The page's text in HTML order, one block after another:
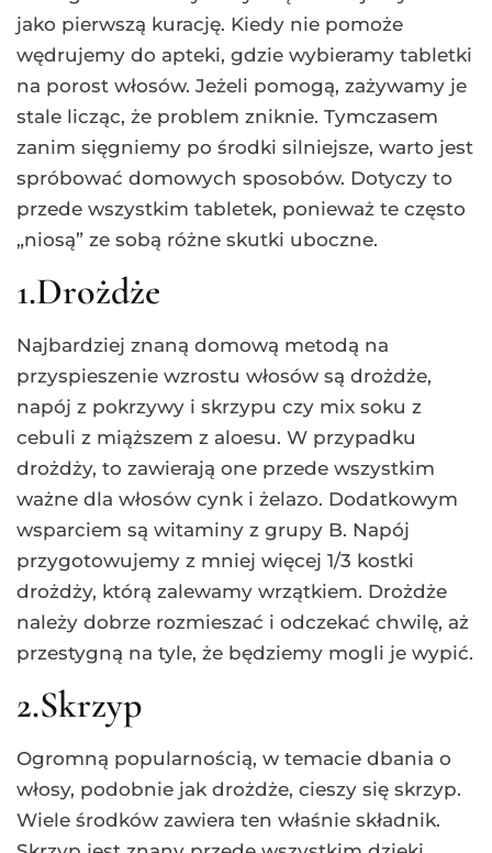
jako pierwszą kurację. Kiedy nie pomoże
wędrujemy do apteki, gdzie wybieramy tabletki
na porost włosów. Jeżeli pomogą, zażywamy je
stale licząc, że problem zniknie. Tymczasem
zanim sięgniemy po środki silniejsze, warto jest
spróbować domowych sposobów. Dotyczy to
przede wszystkim tabletek, ponieważ te często
„niosą” ze sobą różne skutki uboczne.
1.Drożdże
Najbardziej znaną domową metodą na
przyspieszenie wzrostu włosów są drożdże,
napój z pokrzywy i skrzypu czy mix soku z
cebuli z miąższem z aloesu. W przypadku
drożdży, to zawierają one przede wszystkim
ważne dla włosów cynk i żelazo. Dodatkowym
wsparciem są witaminy z grupy B. Napój
przygotowujemy z mniej więcej 1/3 kostki
drożdży, którą zalewamy wrzątkiem. Drożdże
należy dobrze rozmieszać i odczekać chwilę, aż
przestygną na tyle, że będziemy mogli je wypić.
2.Skrzyp
Ogromną popularnością, w temacie dbania o
włosy, podobnie jak drożdże, cieszy się skrzyp.
Wiele środków zawiera ten właśnie składnik.